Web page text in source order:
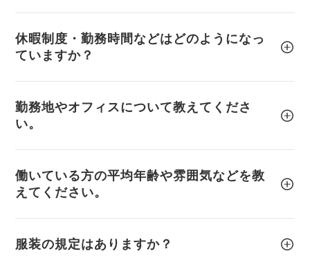
休暇制度・勤務時間などはどのようになっ
ていますか？
勤務地やオフィスについて教えてくださ
い。
働いている方の平均年齢や雰囲気などを教
えてください。
服装の規定はありますか？